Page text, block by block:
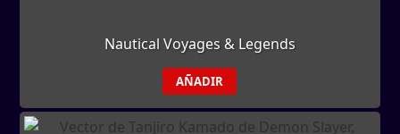
Nautical Voyages & Legends
AÑADIR